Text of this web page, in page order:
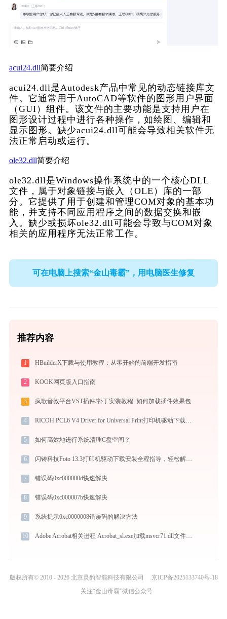
acui24.dll简要介绍
acui24.dll是Autodesk产品中常见的动态链接库文
件。它通常用于AutoCAD等软件的图形用户界面
（GUI）组件。该文件的主要功能是支持用户在
图形设计过程中进行各种操作，如绘图、编辑和
显示图形。缺少acui24.dll可能会导致相关软件无
法正常启动或运行。
ole32.dll简要介绍
ole32.dll是Windows操作系统中的一个核心DLL
文件，属于对象链接与嵌入（OLE）库的一部
分。它提供了用于创建和管理COM对象的基本功
能，并支持不同应用程序之间的数据交换和嵌
入。缺少或损坏ole32.dll可能会导致与COM对象
相关的应用程序无法正常工作。
可在电脑上搜索“金山毒霸”，用电脑医生修复
推荐内容
1 HBuilderX下载与使用教程：从零开始的前端开发指南
2 KOOK网页版入口指南
3 疯歌音效平台VST插件/补丁安装教程_如何加载插件效果包
4 RICOH PCL6 V4 Driver for Universal Print打印机驱动下载安装步骤详细解析，让安装更简单
5 如何高效地进行系统清理C盘空间？
6 闪铸科技Foto 13.3打印机驱动下载安装全程指导，轻松解决打印问题
7 错误码0xc000000d快速解决
8 错误码0xc000007b快速解决
9 系统提示0xc0000008错误码的解决方法
10 Adobe Acrobat相关进程 Acrobat_sl.exe加载msvcr71.dll文件丢失处理办法
版权所有© 2010 - 2026 北京灵豹智能科技有限公司
京ICP备2025133740号-18
关注“金山毒霸”微信公众号